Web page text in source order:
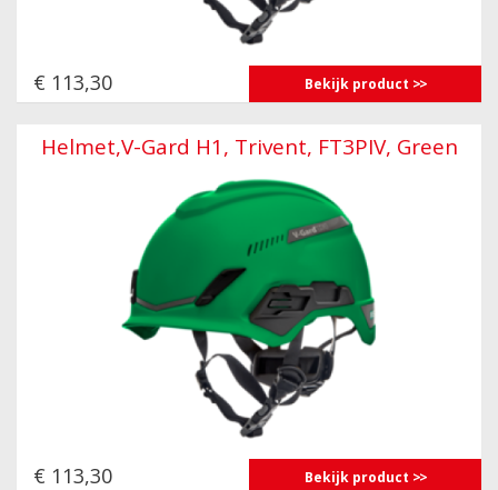
€ 113,30 Bekijk product
Helmet,V-Gard H1, Trivent, FT3PIV, Green
€ 113,30 Bekijk product